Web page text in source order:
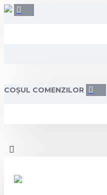
COȘUL COMENZILOR